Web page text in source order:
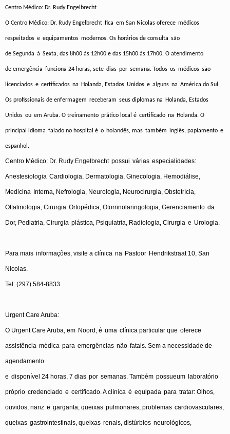
Centro Médico: Dr. RudyEngelbrecht
O Centro Médico: Dr. RudyEngelbrecht fica em San Nicolas oferece médicos
respeitados e equipamentos modernos. Os horários de consulta são
de Segunda à Sexta, das 8h00 às 12h00 e das 15h00 às 17h00. O atendimento
de emergência funciona 24 horas, sete dias por semana. Todos os médicos são
licenciados e certificados na Holanda, Estados Unidos e alguns na América do Sul.
Os profissionais de enfermagem receberam seus diplomas na Holanda, Estados
Unidos ou em Aruba. O treinamento prático local é certificado na Holanda. O
principal idioma falado no hospital é o holandês, mas também inglês, papiamento e
espanhol.
Centro Médico: Dr. Rudy Engelbrecht possui várias especialidades:
Anestesiologia Cardiologia, Dermatologia, Ginecologia, Hemodiálise,
Medicina Interna, Nefrologia, Neurologia, Neurocirurgia, Obstetrícia,
Oftalmologia, Cirurgia Ortopédica, Otorrinolaringologia, Gerenciamento da
Dor, Pediatria, Cirurgia plástica, Psiquiatria, Radiologia, Cirurgia e Urologia.
Para mais informações, visite a clínica na Pastoor Hendrikstraat10, San
Nicolas.
Tel: (297) 584-8833.
Urgent Care Aruba:
O Urgent Care Aruba, em Noord , é uma clínica particular que oferece
assistência médica para emergências não fatais. Sem a necessidade de
agendamento
e disponível 24 horas, 7 dias por semanas. Também possueum laboratório
próprio credenciado e certificado. Aclínica é equipada para tratar: Olhos,
ouvidos, nariz e garganta; queixas pulmonares, problemas cardiovasculares,
queixas gastrointestinais, queixas renais, distúrbios neurológicos,